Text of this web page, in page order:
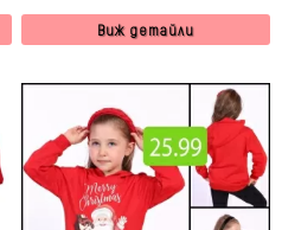
Виж детайли